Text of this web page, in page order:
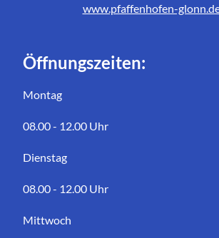
www.pfaffenhofen-
Öffnungszeiten:
Montag
08.00 - 12.00 Uhr
Dienstag
08.00 - 12.00 Uhr
Mittwoch